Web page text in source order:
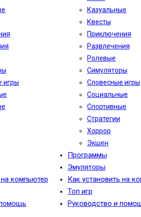
игры
компьютер
Казуальные
Квесты
Приключения
Развлечения
Ролевые
Симуляторы
Словесные игры
Социальные
Спортивные
Стратегии
Хоррор
Экшен
Программы
Эмуляторы
Как установить на
Топ игр
Руководство и